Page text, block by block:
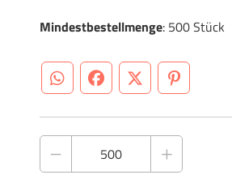
Mindestbestellmenge: 500 Stück
WhatsAppFacebookTwitterPinterest